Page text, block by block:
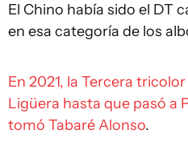
El Chino había sido el DT
en esa categoría de los
En 2021, la Tercera
Ligüera hasta que pasó a
tomó Tabaré Alonso.